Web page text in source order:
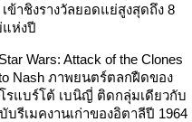
าชิงรางวัลยอดแย่สูงสุดถึง 8
ห่งปี
Wars: Attack of the Clones
Nash ภาพยนตร์ตลกฝืดของ
รแบร์โต้ เบนิญี่ ติดกลุ่มเดียวกับ
รีเมคงานเก่าของอิตาลีปี 1964